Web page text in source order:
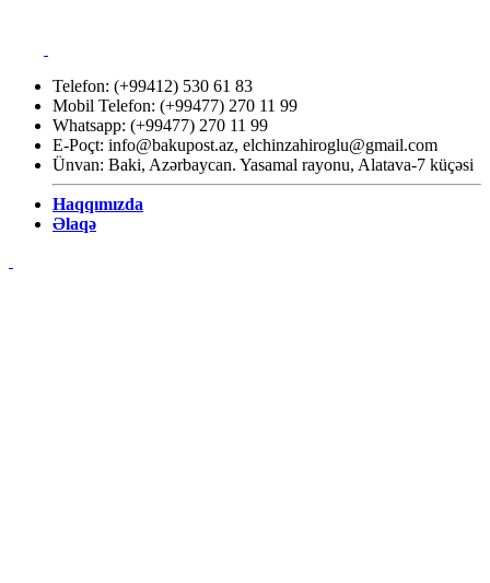
Telefon: (+99412) 530 61 83
Mobil Telefon: (+99477) 270 11 99
Whatsapp: (+99477) 270 11 99
E-Poçt: info@bakupost.az, elchinzahiroglu@gmail.com
Ünvan: Baki, Azərbaycan. Yasamal rayonu, Alatava-7 küçəsi
Haqqımızda
Əlaqə